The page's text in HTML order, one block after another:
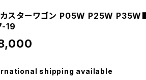
カスターワゴン P05W P25W
19
shipping available